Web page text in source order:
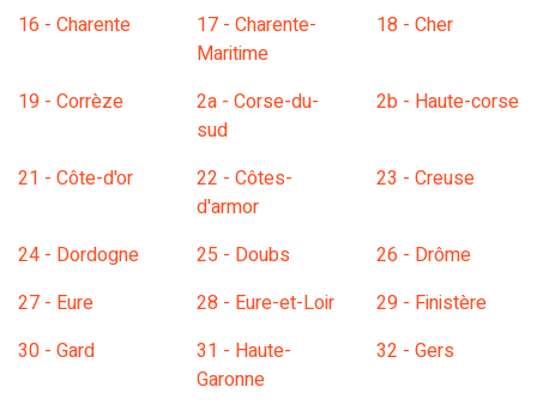
16 - Charente
17 - Charente-
Maritime
18 - Cher
19 - Corrèze
2a - Corse-du-
sud
2b - Haute-corse
21 - Côte-d'or
22 - Côtes-
d'armor
23 - Creuse
24 - Dordogne 25 - Doubs
26 - Drôme
27 - Eure
28 - Eure-et-Loir
29 - Finistère
30 - Gard
31 - Haute-
Garonne
32 - Gers